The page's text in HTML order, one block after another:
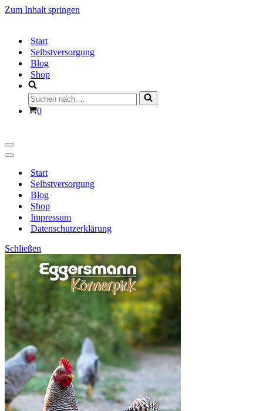
Zum Inhalt springen
Start
Selbstversorgung
Blog
Shop
Suchen
nach …
Warenkorb
0
Navigationsmenü
Navigationsmenü
Start
Selbstversorgung
Blog
Shop
Impressum
Datenschutzerklärung
Schließen